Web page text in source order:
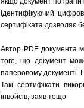
Ідентифікуючий
сертифіката дозволяє
Автор PDF документа
того, що документ
паперовому документі.
Такі сертифікати
інвойсів, заяв тощо